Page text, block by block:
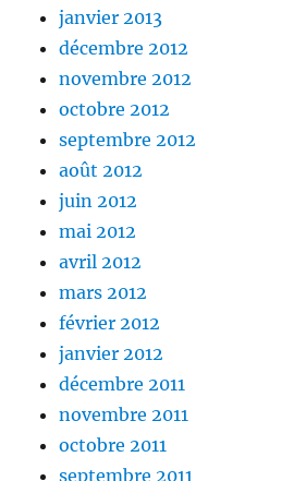
janvier 2013
décembre 2012
novembre 2012
octobre 2012
septembre 2012
août 2012
juin 2012
mai 2012
avril 2012
mars 2012
février 2012
janvier 2012
décembre 2011
novembre 2011
octobre 2011
septembre 2011